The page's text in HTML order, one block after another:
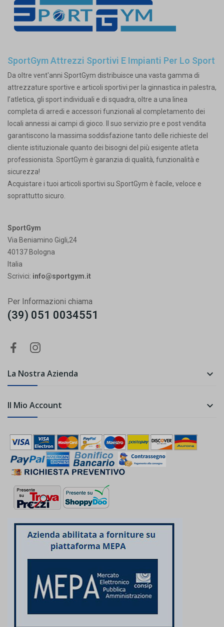
SportGym Attrezzi Sportivi E Impianti Per Lo Sport
Da oltre vent'anni SportGym distribuisce una vasta gamma di
attrezzature sportive e articoli sportivi per la ginnastica in palestra,
l’atletica, gli sport individuali e di squadra, oltre a una linea
completa di arredi e accessori funzionali al completamento dei
locali annessi ai campi di gioco. Il suo servizio pre e post vendita
garantiscono la massima soddisfazione tanto delle richieste del
cliente istituzionale quanto dei bisogni del più esigente atleta
professionista. SportGym è garanzia di qualità, funzionalità e
sicurezza!
Acquistare i tuoi articoli sportivi su SportGym è facile, veloce e
soprattutto sicuro.
SportGym
Via Beniamino Gigli,24
40137 Bologna
Italia
Scrivici: info@sportgym.it
Per Informazioni chiama
(39) 051 0034551
La Nostra Azienda 
Il Mio Account 